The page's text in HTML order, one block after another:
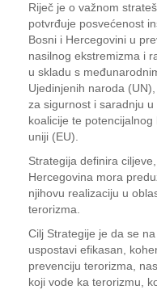
Riječ je o važnom
potvrđuje posvećenost
Bosni i Hercegovini u
nasilnog ekstremizma i
u skladu s
Ujedinjenih naroda
za sigurnost i saradnju
koalicije te
uniji (EU).
Strategija definira
Hercegovina mora
njihovu realizaciju u
terorizma.
Cilj Strategije je da se
uspostavi efikasan,
prevenciju terorizma,
koji vode ka terorizmu,